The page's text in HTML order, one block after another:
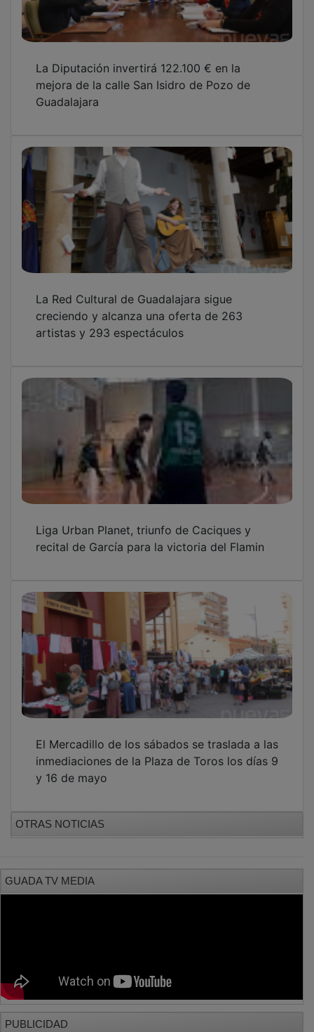
mejora de la calle San Isidro de Pozo de
Guadalajara
creciendo y alcanza una oferta de 263
artistas y 293 espectáculos
recital de García para la victoria del Flamin
inmediaciones de la Plaza de Toros los días 9
y 16 de mayo
OTRAS NOTICIAS